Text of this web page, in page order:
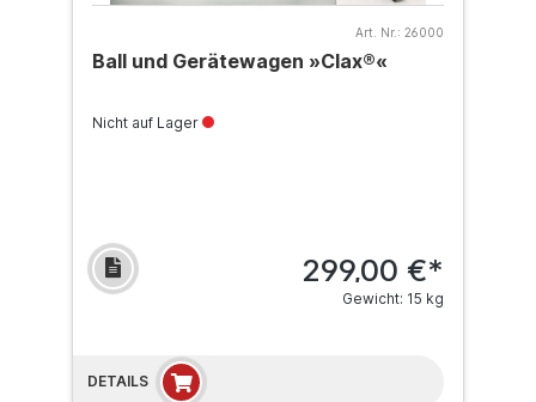
Art. Nr.: 26000
Ball und Gerätewagen »Clax®«
Nicht auf Lager
299,00 €*
Gewicht: 15 kg
DETAILS